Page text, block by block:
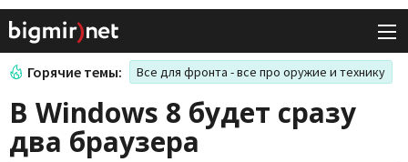
Горячие темы: Все для фронта - все про оружие и технику
В Windows 8 будет сразу
два браузера